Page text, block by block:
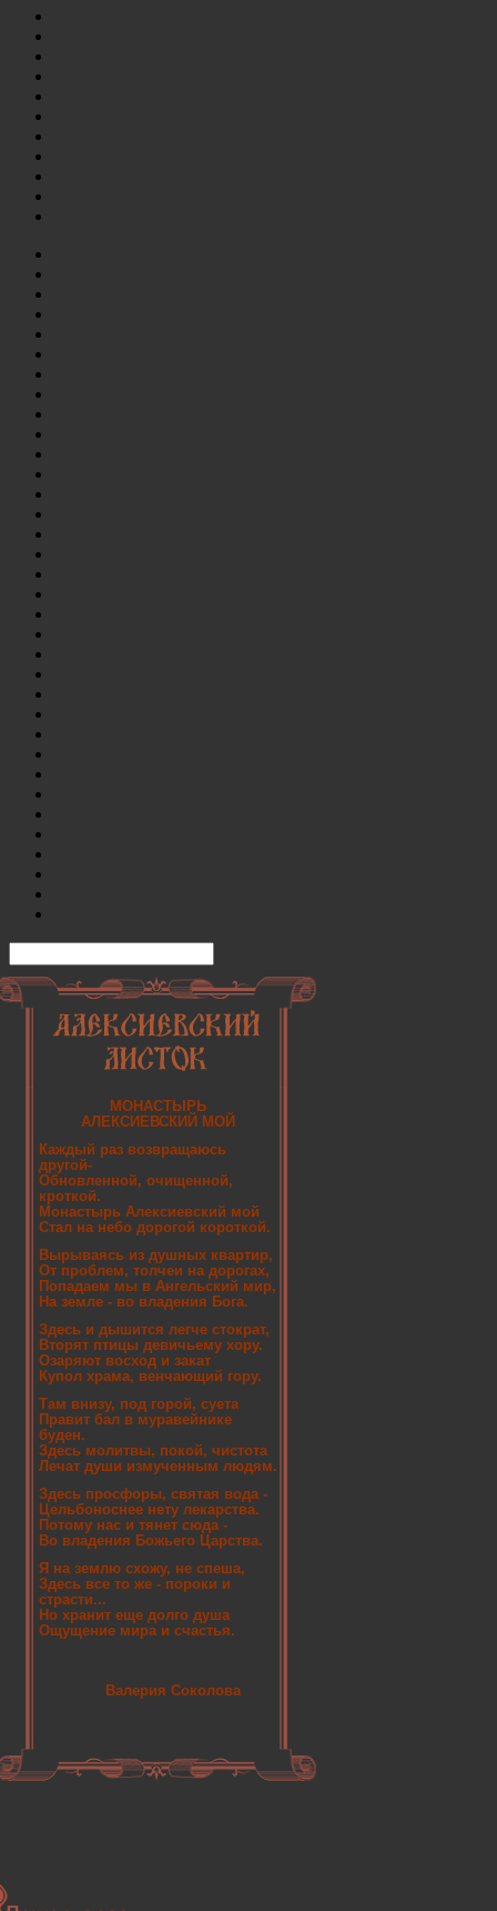
МОНАСТЫРЬ
АЛЕКСИЕВСКИЙ МОЙ
Каждый раз возвращаюсь
другой-
Обновленной, очищенной,
кроткой.
Монастырь Алексиевский мой
Стал на небо дорогой короткой.
Вырываясь из душных квартир,
От проблем, толчеи на дорогах,
Попадаем мы в Ангельский мир,
На земле - во владения Бога.
Здесь и дышится легче стократ,
Вторят птицы девичьему хору.
Озаряют восход и закат
Купол храма, венчающий гору.
Там внизу, под горой, суета
Правит бал в муравейнике
буден.
Здесь молитвы, покой, чистота
Лечат души измученным людям.
Здесь просфоры, святая вода -
Цельбоноснее нету лекарства.
Потому нас и тянет сюда -
Во владения Божьего Царства.
Я на землю схожу, не спеша,
Здесь все то же - пороки и
страсти...
Но хранит еще долго душа
Ощущение мира и счастья.
Валерия Соколова